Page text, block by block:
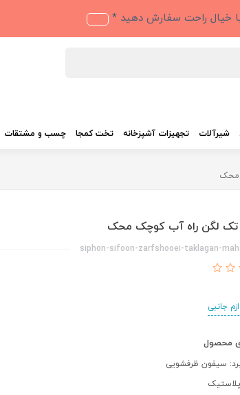
خیال راحت سفارش دهید *
شیرآلات تجهیزات آشپزخانه تخت کمجا چسب و مشتقات
محک
لگن راه آب کوچک محک
siphon-sifoon-zarfshooei-taklagan-
جانبی
محصول
سیفون ظرفشویی